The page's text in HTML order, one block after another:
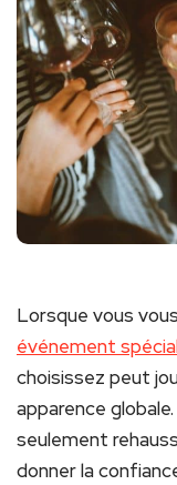
Lorsque vous
événement
choisissez peut
apparence
seulement
donner la